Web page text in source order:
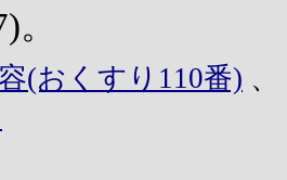
(おくすり110番)